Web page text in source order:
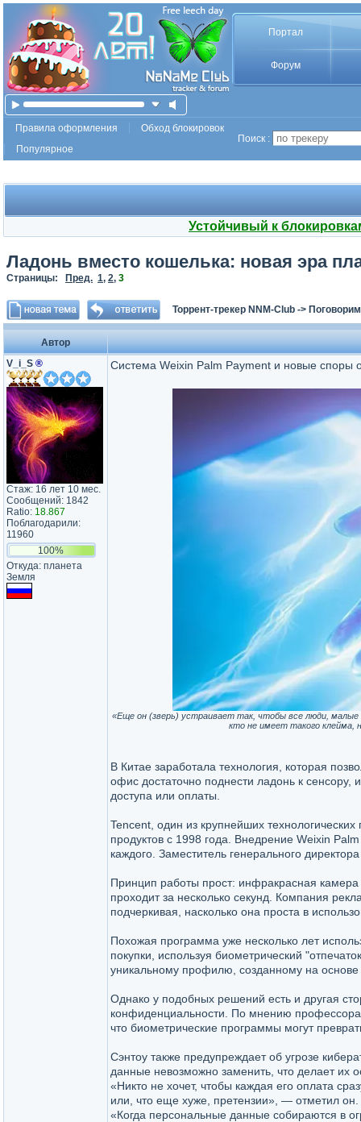
Портал
Форум
Правила оформления
Обход блокировок
Популярное
Поиск :
Устойчивый к
Ладонь вместо кошелька: новая эра
Страницы: Пред. 1, 2, 3
Торрент-трекер NNM-Club -> Поговорим
Автор
V_i_S ®
Стаж: 16 лет 10 мес.
Сообщений: 1842
Ratio: 18.867
Поблагодарили:
11960
100%
Откуда: планета
Земля
Система Weixin Palm Payment и новые споры
«Еще он (зверь) устраивает так, чтобы все люди, малые
кто не имеет такого клейма,
В Китае заработала технология, которая
офис достаточно поднести ладонь к сенсору,
доступа или оплаты.
Tencent, один из крупнейших
продуктов с 1998 года. Внедрение Weixin
каждого. Заместитель генерального
Принцип работы прост: инфракрасная камера
проходит за несколько секунд. Компания
подчеркивая, насколько она проста в
Похожая программа уже несколько лет
покупки, используя биометрический
уникальному профилю, созданному на
Однако у подобных решений есть и другая
конфиденциальности. По мнению
что биометрические программы могут
Сэнтоу также предупреждает об угрозе
данные невозможно заменить, что делает их
«Никто не хочет, чтобы каждая его оплата
или, что еще хуже, претензии», — отметил он.
«Когда персональные данные собираются в